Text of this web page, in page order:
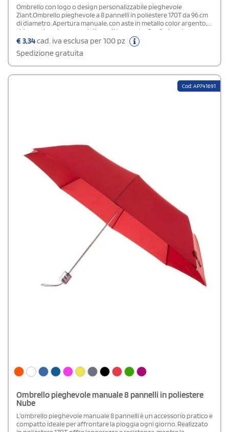
Ombrello con logo o design personalizzabile pieghevole
Ziant.Ombrello pieghevole a 8 pannelli in poliestere 170T da 96 cm
di diametro. Apertura manuale, con aste in metallo color argento,
chiusura in velcro e maniglia per il trasporto. Confezionato
singolarmente in fodera e polybag.La Sublimazione è possibile
€3,34cad. iva esclusa per 100 pz
Spedizione gratuita
Cod: AP741691
Ombrello pieghevole manuale 8 pannelli in poliestere
Nube
L’ombrello pieghevole manuale 8 pannelli è un accessorio pratico e
compatto ideale per affrontare la pioggia ogni giorno. Realizzato